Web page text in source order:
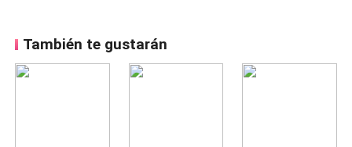
También te gustarán